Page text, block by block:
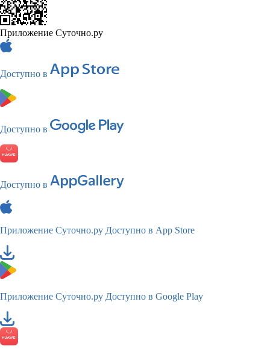
Приложение Суточно.ру
Доступно в
Доступно в
Доступно в
Приложение Суточно.ру Доступно в App Store
Приложение Суточно.ру Доступно в Google Play